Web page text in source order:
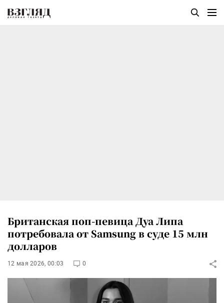
Британская поп-певица Дуа Липа
потребовала от Samsung в суде 15 млн
долларов
12 мая 2026, 00:03 0